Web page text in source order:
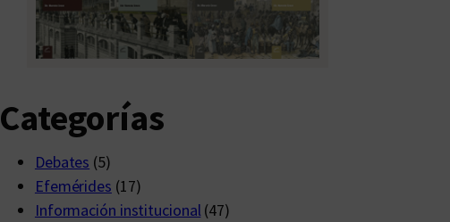
Categorías
Debates (5)
Efemérides (17)
Información institucional(47)